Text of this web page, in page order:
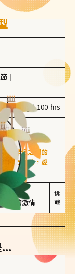
100 g｜100 hrs
與伴侶之間的
他們來說，愛
。
歡變化
係中的激情
挑
戰
...